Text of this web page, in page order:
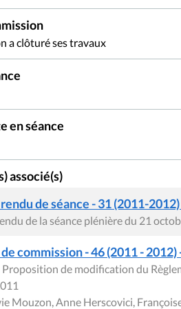
a clôturé ses travaux
en séance
associé(s)
de séance - 31 (2011-
de la séance plénière du 21
commission - 46 (2011 - 2012)
de modification du
Mouzon, Anne Herscovici,